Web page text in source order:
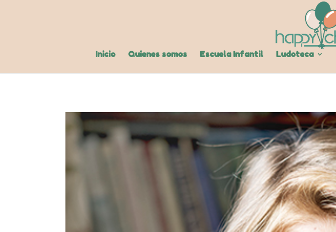
Inicio Quienes somos Escuela Infantil Ludoteca